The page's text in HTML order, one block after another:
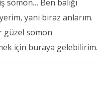
somon… Ben balığı
yani biraz anlarım.
güzel somon
için buraya gelebilirim.